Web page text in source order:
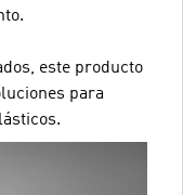
este producto
para